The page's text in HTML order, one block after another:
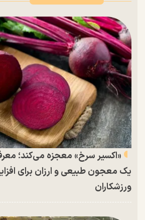
«اکسیر سرخ» معجزه می‌کند؛
یک معجون طبیعی و ارزان برای
ورزشکاران